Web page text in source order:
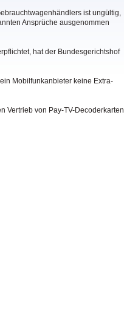
ist ungültig,
Ansprüche ausgenommen
hat der Bundesgerichtshof
Mobilfunkanbieter keine Extra-
Vertrieb von Pay-TV-Decoderkarten